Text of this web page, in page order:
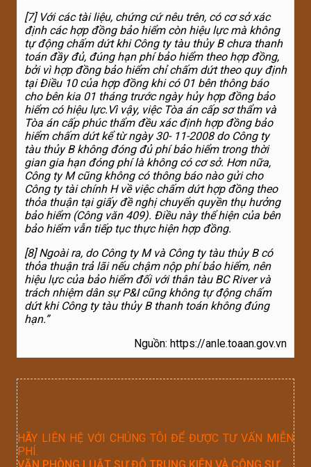
[7] Với các tài liệu, chứng cứ nêu trên, có cơ sở xác
định các hợp đồng bảo hiểm còn hiệu lực mà không
tự động chấm dứt khi Công ty tàu thủy B chưa thanh
toán đầy đủ, đúng hạn phí bảo hiểm theo hợp đồng,
bởi vì hợp đồng bảo hiểm chỉ chấm dứt theo quy định
tại Điều 10 của hợp đồng khi có 01 bên thông báo
cho bên kia 01 tháng trước ngày hủy hợp đồng bảo
hiểm có hiệu lực.Vì vậy, việc Tòa án cấp sơ thẩm và
Tòa án cấp phúc thẩm đều xác định hợp đồng bảo
hiểm chấm dứt kể từ ngày 30- 11-2008 do Công ty
tàu thủy B không đóng đủ phí bảo hiểm trong thời
gian gia hạn đóng phí là không có cơ sở. Hơn nữa,
Công ty M cũng không có thông báo nào gửi cho
Công ty tài chính H về việc chấm dứt hợp đồng theo
thỏa thuận tại giấy đề nghị chuyển quyền thụ hưởng
bảo hiểm (Công văn 409). Điều này thể hiện của bên
bảo hiểm vẫn tiếp tục thực hiện hợp đồng.
[8] Ngoài ra, do Công ty M và Công ty tàu thủy B có
thỏa thuận trả lãi nếu chậm nộp phí bảo hiểm, nên
hiệu lực của bảo hiểm đối với thân tàu BC River và
trách nhiệm dân sự P&I cũng không tự động chấm
dứt khi Công ty tàu thủy B thanh toán không đúng
hạn.”
Nguồn: https://anle.toaan.gov.vn
HÃY LIÊN HỆ VỚI CHÚNG TÔI ĐỂ ĐƯỢC TƯ VẤN MIỄN
PHÍ.